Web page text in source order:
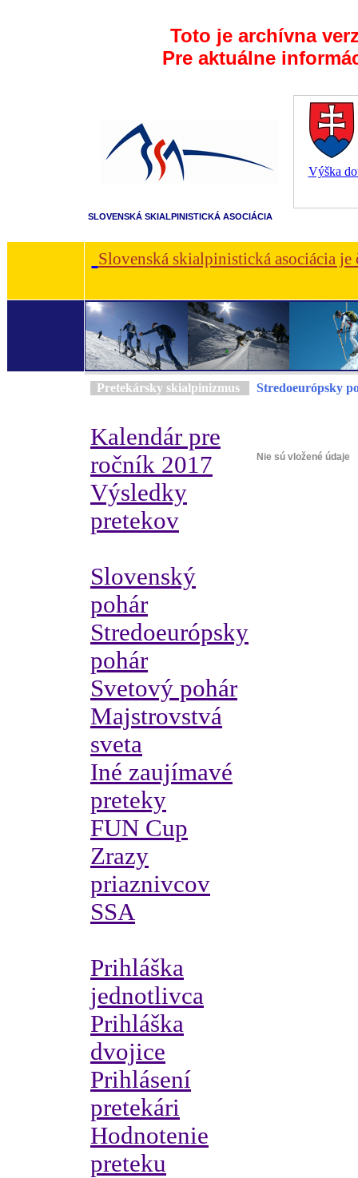
Toto je archívna
Pre aktuálne
Výška
SLOVENSKÁ SKIALPINISTICKÁ ASOCIÁCIA
Slovenská skialpinistická asociácia
Pretekársky skialpinizmus
Kalendár pre
ročník 2017
Výsledky
pretekov
Slovenský
pohár
Stredoeurópsky
pohár
Svetový pohár
Majstrovstvá
sveta
Iné zaujímavé
preteky
FUN Cup
Zrazy
priaznivcov
SSA
Prihláška
jednotlivca
Prihláška
dvojice
Prihlásení
pretekári
Hodnotenie
preteku
Stredoeurópsky
Nie sú vložené údaje